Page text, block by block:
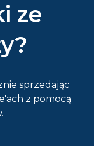
ze
sprzedając
z pomocą